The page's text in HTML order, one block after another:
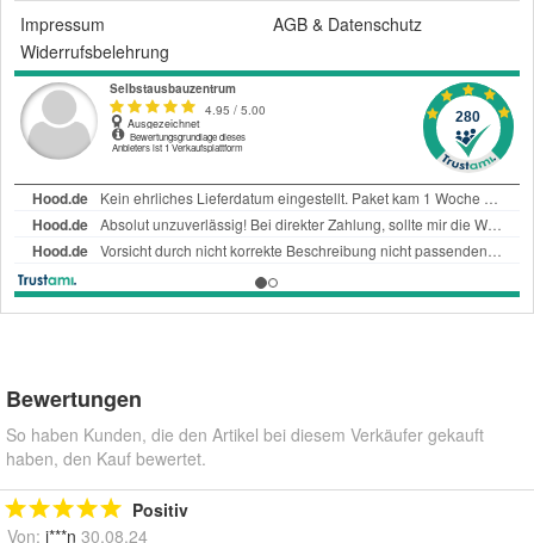
Impressum
AGB & Datenschutz
Widerrufsbelehrung
Bewertungen
So haben Kunden, die den Artikel bei diesem Verkäufer gekauft
haben, den Kauf bewertet.
Positiv
Von: i***n 30.08.24